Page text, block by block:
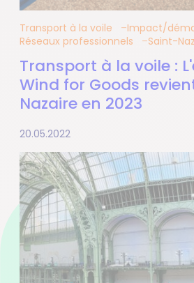
Transport à la voile
Impact/
Réseaux professionnels
Saint-
Transport à la voile :
Wind for Goods
Nazaire en 2023
20.05.2022